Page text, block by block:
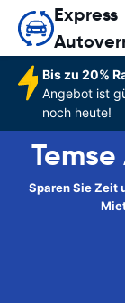
Express
Bis zu 20%
Angebot ist
noch heute!
Temse
Sparen Sie Zeit